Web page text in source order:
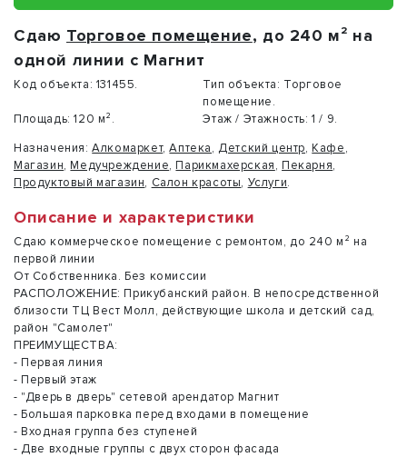
Сдаю Торговое помещение, до 240 м² на
одной линии с Магнит
Код объекта: 131455. Тип объекта: Торговое
помещение.
Площадь: 120 м². Этаж / Этажность: 1 / 9.
Назначения: Алкомаркет,Аптека, Детский центр, Кафе,
Магазин, Медучреждение, Парикмахерская, Пекарня,
Продуктовый магазин, Салон красоты, Услуги.
Описание и характеристики
Сдаю коммерческое помещение с ремонтом, до 240 м² на
первой линии
От Собственника. Без комиссии
РАСПОЛОЖЕНИЕ: Прикубанский район. В непосредственной
близости ТЦ Вест Молл, действующие школа и детский сад,
район "Самолет"
ПРЕИМУЩЕСТВА:
- Первая линия
- Первый этаж
- "Дверь в дверь" сетевой арендатор Магнит
- Большая парковка перед входами в помещение
- Bходная группа бeз ступеней
- Две входные группы с двух сторон фасада